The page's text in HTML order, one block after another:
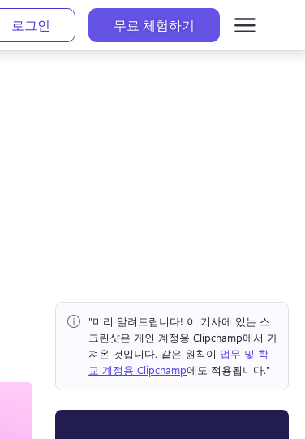
로그인 무료 체험하기
"미리 알려드립니다! 이 기사에 있는 스
크린샷은 개인 계정용 Clipchamp에서 가
져온 것입니다. 같은 원칙이 업무 및 학
교 계정용 Clipchamp에도 적용됩니다."